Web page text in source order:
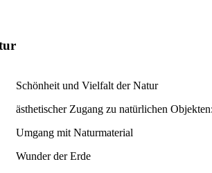
Schönheit und Vielfalt der Natur
ästhetischer Zugang zu natürlichen
Umgang mit Naturmaterial
Wunder der Erde